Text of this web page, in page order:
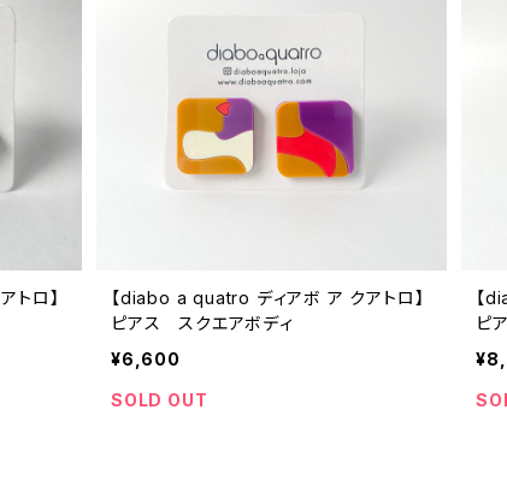
トロ】
【diabo a quatro ディアボ ア クアトロ】
ピアス スクエアボディ
¥6,600
SOLD OUT
【
ピ